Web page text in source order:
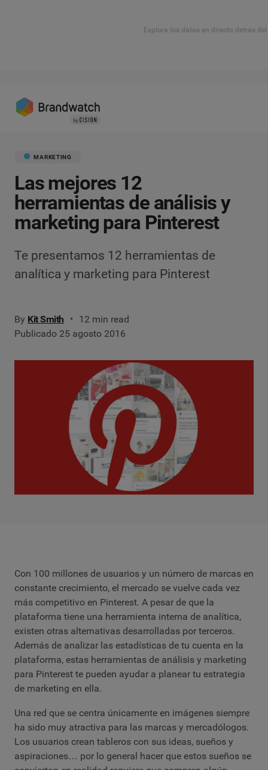
Explora los datos en directo detrás
MARKETING
Las mejores 12
herramientas de análisis y
marketing para Pinterest
Te presentamos 12 herramientas de
analítica y marketing para Pinterest
By Kit Smith
12 min read
Publicado 25 agosto 2016
Con 100 millones de usuarios y un número de marcas en
constante crecimiento, el mercado se vuelve cada vez
más competitivo en Pinterest. A pesar de que la
plataforma tiene una herramienta interna de analítica,
existen otras alternativas desarrolladas por terceros.
Además de analizar las estadísticas de tu cuenta en la
plataforma, estas herramientas de análisis y marketing
para Pinterest te pueden ayudar a planear tu estrategia
de marketing en ella.
Una red que se centra únicamente en imágenes siempre
ha sido muy atractiva para las marcas y mercadólogos.
Los usuarios crean tableros con sus ideas, sueños y
aspiraciones… por lo general hacer que estos sueños se